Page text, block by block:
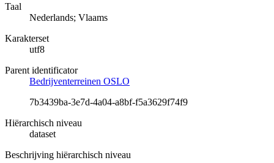
Taal
Nederlands; Vlaams
Karakterset
utf8
Parent identificator
Bedrijventerreinen OSLO
7b3439ba-3e7d-4a04-a8bf-f5a3629f74f9
Hiërarchisch niveau
dataset
Beschrijving hiërarchisch niveau